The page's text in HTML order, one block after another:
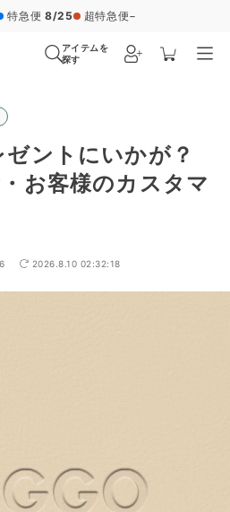
特急便 8/25 超特急便−
アイテムを
探す
ントにいかが？
お客様のカスタマ
2026.8.10 02:32:18